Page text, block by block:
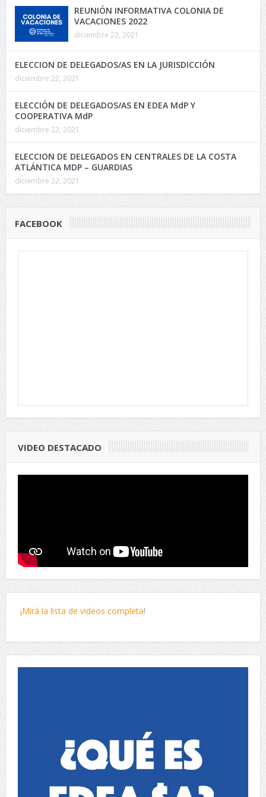
REUNIÓN INFORMATIVA COLONIA DE
VACACIONES 2022
diciembre 22, 2021
ELECCION DE DELEGADOS/AS EN LA JURISDICCIÓN
diciembre 22, 2021
ELECCIÓN DE DELEGADOS/AS EN EDEA MdP Y
COOPERATIVA MdP
diciembre 22, 2021
ELECCION DE DELEGADOS EN CENTRALES DE LA COSTA
ATLÁNTICA MDP – GUARDIAS
diciembre 22, 2021
FACEBOOK
VIDEO DESTACADO
¡Mirá la lista de videos completa!